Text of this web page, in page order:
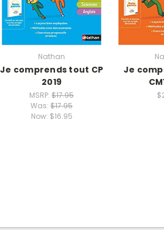
Nathan
Je comprends tout CP
2019
MSRP: $17.95
Was: $17.95
Now: $16.95
Je